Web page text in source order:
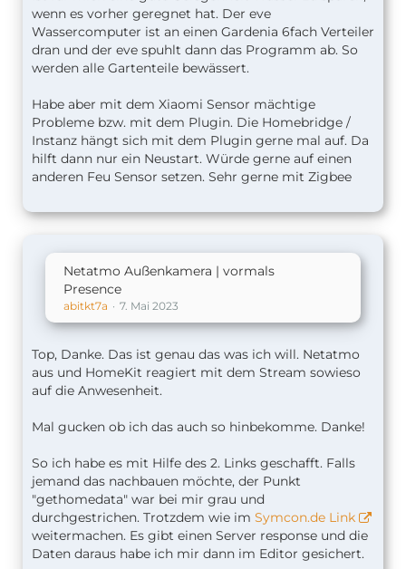
wenn es vorher geregnet hat. Der eve
Wassercomputer ist an einen Gardenia 6fach Verteiler
dran und der eve spuhlt dann das Programm ab. So
werden alle Gartenteile bewässert.
Habe aber mit dem Xiaomi Sensor mächtige
Probleme bzw. mit dem Plugin. Die Homebridge /
Instanz hängt sich mit dem Plugin gerne mal auf. Da
hilft dann nur ein Neustart. Würde gerne auf einen
anderen Feu Sensor setzen. Sehr gerne mit Zigbee
Netatmo Außenkamera | vormals
Presence
abitkt7a 7. Mai 2023
Top, Danke. Das ist genau das was ich will. Netatmo
aus und HomeKit reagiert mit dem Stream sowieso
auf die Anwesenheit.
Mal gucken ob ich das auch so hinbekomme. Danke!
So ich habe es mit Hilfe des 2. Links geschafft. Falls
jemand das nachbauen möchte, der Punkt
"gethomedata" war bei mir grau und
durchgestrichen. Trotzdem wie im Symcon.de Link
weitermachen. Es gibt einen Server response und die
Daten daraus habe ich mir dann im Editor gesichert.